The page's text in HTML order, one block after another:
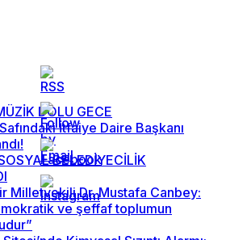
DOLU GECE
Safındaki İtfaiye Daire Başkanı
BELEDİYECİLİK
Milletvekili Dr. Mustafa Canbey:
ve şeffaf toplumun